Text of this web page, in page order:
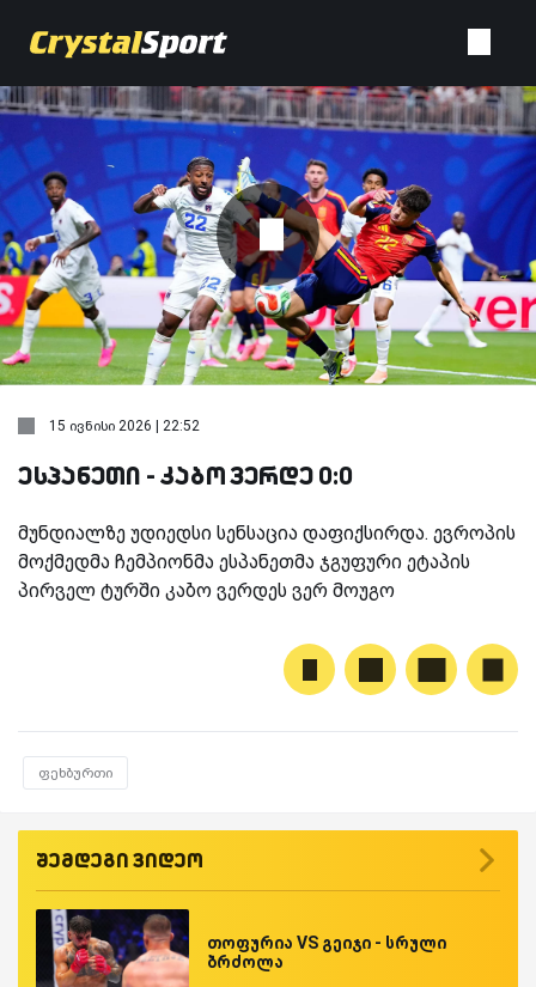
15 ივნისი 2026 | 22:52
ესპანეთი - კაბო ვერდე 0:0
მუნდიალზე უდიედსი სენსაცია დაფიქსირდა. ევროპის
მოქმედმა ჩემპიონმა ესპანეთმა ჯგუფური ეტაპის
პირველ ტურში კაბო ვერდეს ვერ მოუგო
ფეხბურთი
შემდეგი ვიდეო
თოფურია VS გეიჯი - სრული
ბრძოლა